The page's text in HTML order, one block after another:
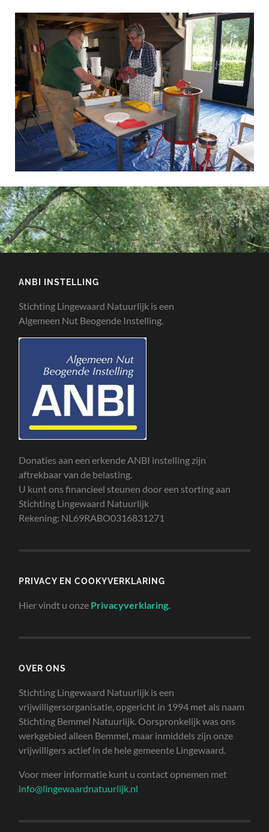
ANBI INSTELLING
Stichting Lingewaard Natuurlijk is een
Algemeen Nut Beogende Instelling.
Donaties aan een erkende ANBI instelling zijn
aftrekbaar van de belasting.
U kunt ons financieel steunen door een storting aan
Stichting Lingewaard Natuurlijk
Rekening: NL69RABO0316831271
PRIVACY EN COOKYVERKLARING
Hier vindt u onze Privacyverklaring.
OVER ONS
Stichting Lingewaard Natuurlijk is een
vrijwilligersorganisatie, opgericht in 1994 met als naam
Stichting Bemmel Natuurlijk. Oorspronkelijk was ons
werkgebied alleen Bemmel, maar inmiddels zijn onze
vrijwilligers actief in de hele gemeente Lingewaard.
Voor meer informatie kunt u contact opnemen met
info@lingewaardnatuurlijk.nl